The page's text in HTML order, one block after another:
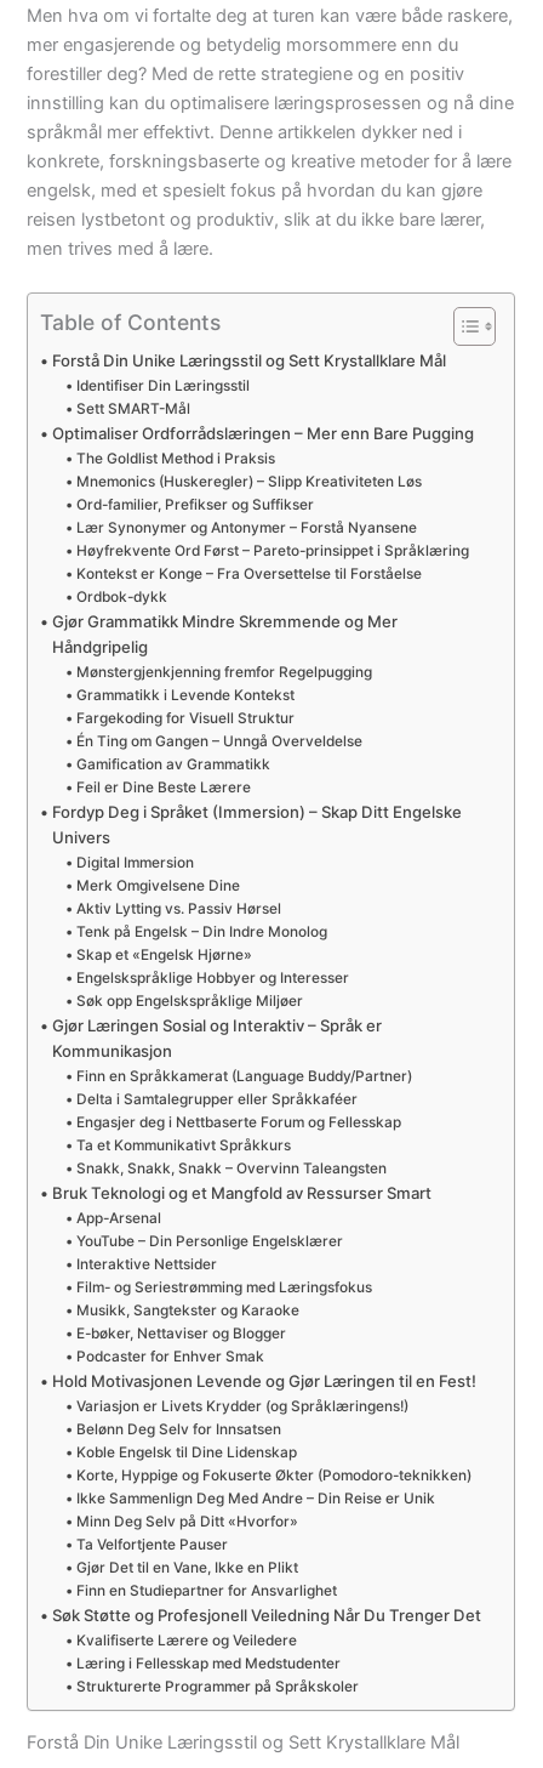
Men hva om vi fortalte deg at turen kan være både raskere,
mer engasjerende og betydelig morsommere enn du
forestiller deg? Med de rette strategiene og en positiv
innstilling kan du optimalisere læringsprosessen og nå dine
språkmål mer effektivt. Denne artikkelen dykker ned i
konkrete, forskningsbaserte og kreative metoder for å lære
engelsk, med et spesielt fokus på hvordan du kan gjøre
reisen lystbetont og produktiv, slik at du ikke bare lærer,
men trives med å lære.
Table of Contents
Forstå Din Unike Læringsstil og Sett Krystallklare Mål
Identifiser Din Læringsstil
Sett SMART-Mål
Optimaliser Ordforrådslæringen – Mer enn Bare Pugging
The Goldlist Method i Praksis
Mnemonics (Huskeregler) – Slipp Kreativiteten Løs
Ord-familier, Prefikser og Suffikser
Lær Synonymer og Antonymer – Forstå Nyansene
Høyfrekvente Ord Først – Pareto-prinsippet i Språklæring
Kontekst er Konge – Fra Oversettelse til Forståelse
Ordbok-dykk
Gjør Grammatikk Mindre Skremmende og Mer
Håndgripelig
Mønstergjenkjenning fremfor Regelpugging
Grammatikk i Levende Kontekst
Fargekoding for Visuell Struktur
Én Ting om Gangen – Unngå Overveldelse
Gamification av Grammatikk
Feil er Dine Beste Lærere
Fordyp Deg i Språket (Immersion) – Skap Ditt Engelske
Univers
Digital Immersion
Merk Omgivelsene Dine
Aktiv Lytting vs. Passiv Hørsel
Tenk på Engelsk – Din Indre Monolog
Skap et «Engelsk Hjørne»
Engelskspråklige Hobbyer og Interesser
Søk opp Engelskspråklige Miljøer
Gjør Læringen Sosial og Interaktiv – Språk er
Kommunikasjon
Finn en Språkkamerat (Language Buddy/Partner)
Delta i Samtalegrupper eller Språkkaféer
Engasjer deg i Nettbaserte Forum og Fellesskap
Ta et Kommunikativt Språkkurs
Snakk, Snakk, Snakk – Overvinn Taleangsten
Bruk Teknologi og et Mangfold av Ressurser Smart
App-Arsenal
YouTube – Din Personlige Engelsklærer
Interaktive Nettsider
Film- og Seriestrømming med Læringsfokus
Musikk, Sangtekster og Karaoke
E-bøker, Nettaviser og Blogger
Podcaster for Enhver Smak
Hold Motivasjonen Levende og Gjør Læringen til en Fest!
Variasjon er Livets Krydder (og Språklæringens!)
Belønn Deg Selv for Innsatsen
Koble Engelsk til Dine Lidenskap
Korte, Hyppige og Fokuserte Økter (Pomodoro-teknikken)
Ikke Sammenlign Deg Med Andre – Din Reise er Unik
Minn Deg Selv på Ditt «Hvorfor»
Ta Velfortjente Pauser
Gjør Det til en Vane, Ikke en Plikt
Finn en Studiepartner for Ansvarlighet
Søk Støtte og Profesjonell Veiledning Når Du Trenger Det
Kvalifiserte Lærere og Veiledere
Læring i Fellesskap med Medstudenter
Strukturerte Programmer på Språkskoler
Forstå Din Unike Læringsstil og Sett Krystallklare Mål